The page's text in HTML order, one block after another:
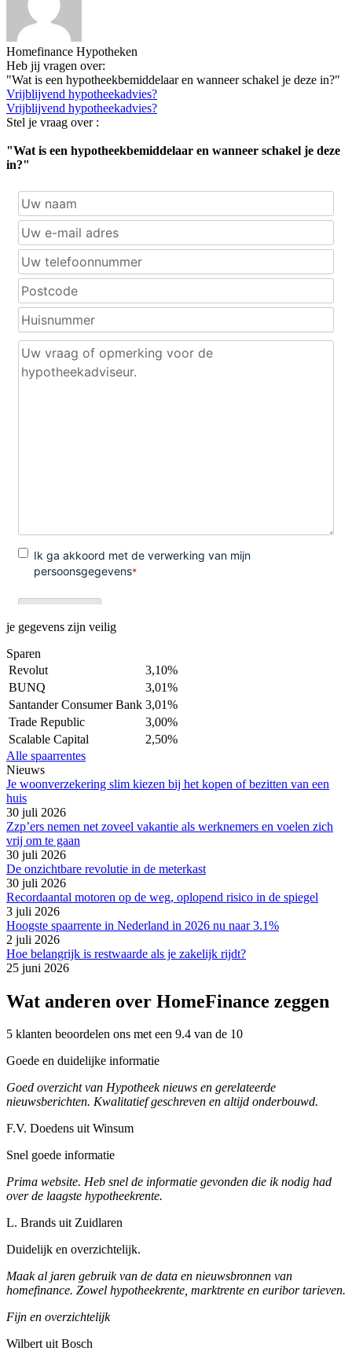
Homefinance Hypotheken
Heb jij vragen over:
"Wat is een hypotheekbemiddelaar en wanneer schakel je deze in?"
Vrijblijvend hypotheekadvies?
Vrijblijvend hypotheekadvies?
Stel je vraag over :
"Wat is een hypotheekbemiddelaar en wanneer schakel je deze
in?"
je gegevens zijn veilig
Sparen
Revolut
3,10%
BUNQ
3,01%
Santander Consumer Bank 3,01%
Trade Republic
3,00%
Scalable Capital
2,50%
Alle spaarrentes
Nieuws
Je woonverzekering slim kiezen bij het kopen of bezitten van een
huis
30 juli 2026
Zzp’ers nemen net zoveel vakantie als werknemers en voelen zich
vrij om te gaan
30 juli 2026
De onzichtbare revolutie in de meterkast
30 juli 2026
Recordaantal motoren op de weg, oplopend risico in de spiegel
3 juli 2026
Hoogste spaarrente in Nederland in 2026 nu naar 3.1%
2 juli 2026
Hoe belangrijk is restwaarde als je zakelijk rijdt?
25 juni 2026
Wat anderen over HomeFinance zeggen
5 klanten beoordelen ons met een 9.4 van de 10
Goede en duidelijke informatie
Goed overzicht van Hypotheek nieuws en gerelateerde
nieuwsberichten. Kwalitatief geschreven en altijd onderbouwd.
F.V. Doedens uit Winsum
Snel goede informatie
Prima website. Heb snel de informatie gevonden die ik nodig had
over de laagste hypotheekrente.
L. Brands uit Zuidlaren
Duidelijk en overzichtelijk.
Maak al jaren gebruik van de data en nieuwsbronnen van
homefinance. Zowel hypotheekrente, marktrente en euribor tarieven.
Fijn en overzichtelijk
Wilbert uit Bosch